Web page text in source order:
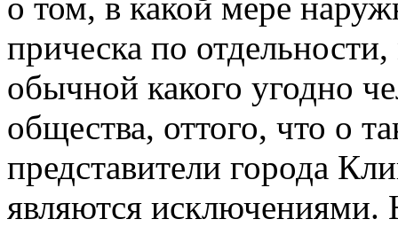
прическа по
обычной какого угодно
общества, оттого, что о
представители города
являются